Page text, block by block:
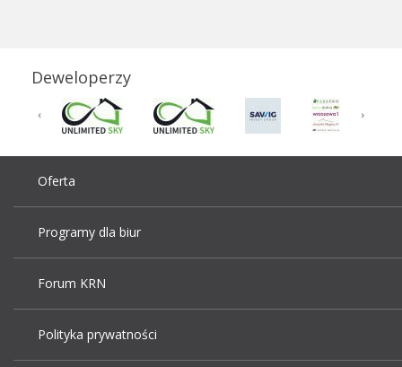
Deweloperzy
Oferta
Programy dla biur
Forum KRN
Polityka prywatności